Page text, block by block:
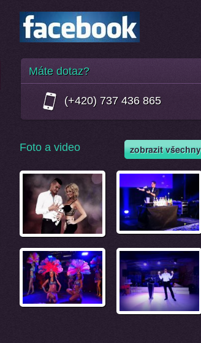
Máte dotaz?
(+420) 737 436 865
Foto a video